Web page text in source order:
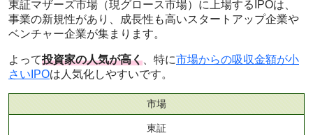
東証マザーズ市場（現グロース市場）に上場するIPOは、
事業の新規性があり、成長性も高いスタートアップ企業や
ベンチャー企業が集まります。
よって投資家の人気が高く 、特に市場からの吸収金額が小
さいIPOは人気化しやすいです。
市場
東証